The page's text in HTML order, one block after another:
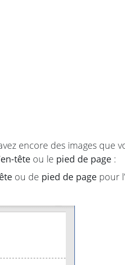
encore des images que
en-tête ou le pied de page :
ou de pied de page pour